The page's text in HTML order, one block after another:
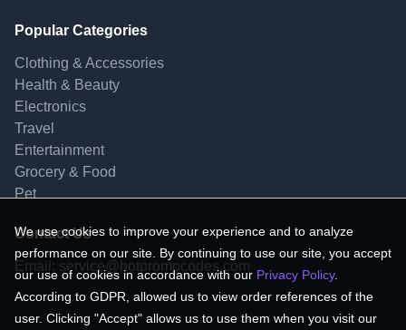
Popular Categories
Clothing & Accessories
Health & Beauty
Electronics
Travel
Entertainment
Grocery & Food
Pet
Contact Us
Email: service@hotpromocodes.com
We use cookies to improve your experience and to analyze
performance on our site. By continuing to use our site, you accept
our use of cookies in accordance with our Privacy Policy.
According to GDPR, allowed us to view order references of the
user. Clicking "Accept" allows us to use them when you visit our